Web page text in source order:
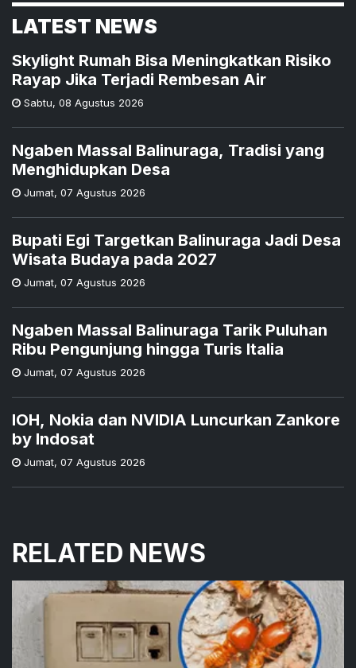
LATEST NEWS
Skylight Rumah Bisa Meningkatkan Risiko
Rayap Jika Terjadi Rembesan Air
Sabtu, 08 Agustus 2026
Ngaben Massal Balinuraga, Tradisi yang
Menghidupkan Desa
Jumat, 07 Agustus 2026
Bupati Egi Targetkan Balinuraga Jadi Desa
Wisata Budaya pada 2027
Jumat, 07 Agustus 2026
Ngaben Massal Balinuraga Tarik Puluhan
Ribu Pengunjung hingga Turis Italia
Jumat, 07 Agustus 2026
IOH, Nokia dan NVIDIA Luncurkan Zankore
by Indosat
Jumat, 07 Agustus 2026
RELATED NEWS